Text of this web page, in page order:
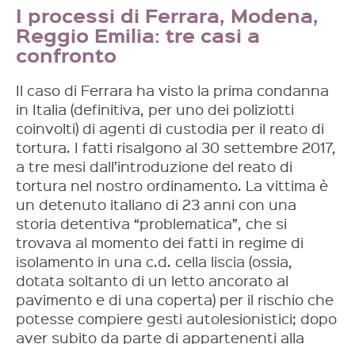
I processi di Ferrara, Modena,
Reggio Emilia: tre casi a
confronto
Il caso di Ferrara ha visto la prima condanna
in Italia (definitiva, per uno dei poliziotti
coinvolti) di agenti di custodia per il reato di
tortura. I fatti risalgono al 30 settembre 2017,
a tre mesi dall’introduzione del reato di
tortura nel nostro ordinamento. La vittima è
un detenuto italiano di 23 anni con una
storia detentiva “problematica”, che si
trovava al momento dei fatti in regime di
isolamento in una c.d. cella liscia (ossia,
dotata soltanto di un letto ancorato al
pavimento e di una coperta) per il rischio che
potesse compiere gesti autolesionistici; dopo
aver subito da parte di appartenenti alla